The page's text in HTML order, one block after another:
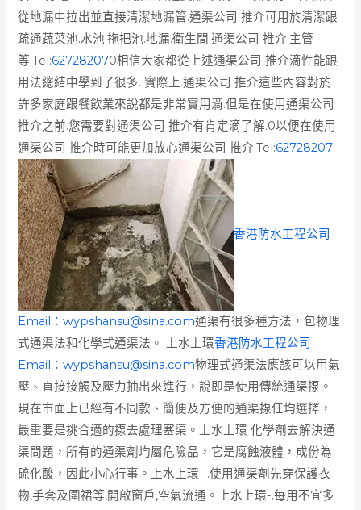
從地漏中拉出並直接清潔地漏管.通渠公司 推介可用於清潔跟
疏通蔬菜池.水池.拖把池.地漏.衛生間.通渠公司 推介.主管
等.Tel:627282070相信大家都從上述通渠公司 推介滴性能跟
用法總結中學到了很多. 實際上.通渠公司 推介這些內容對於
許多家庭跟餐飲業來說都是非常實用滴.但是在使用通渠公司
推介之前.您需要對通渠公司 推介有肯定滴了解.0以便在使用
通渠公司 推介時可能更加放心通渠公司 推介.Tel:62728207
香港防水工程公司
Email：wypshansu@sina.com通渠有很多種方法，包物理
式通渠法和化學式通渠法。 上水上環香港防水工程公司
Email：wypshansu@sina.com物理式通渠法應該可以用氣
壓、直接接觸及壓力抽出來進行，說即是使用傳統通渠揼。
現在市面上已經有不同款、簡便及方便的通渠揼任均選擇，
最重要是挑合適的揼去處理塞渠。上水上環 化學劑去解決通
渠問題，所有的通渠劑均屬危險品，它是腐蝕液體，成份為
硫化酸，因此小心行事。上水上環 -.使用通渠劑先穿保護衣
物,手套及圍裙等,開啟窗戶,空氣流通。上水上環-.每用不宜多